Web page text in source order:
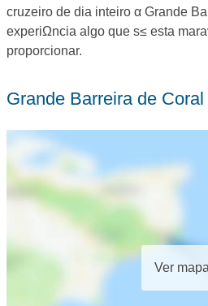
cruzeiro de dia inteiro α Grande
experiΩncia algo que s≤ esta
proporcionar.
Grande Barreira de
Ver